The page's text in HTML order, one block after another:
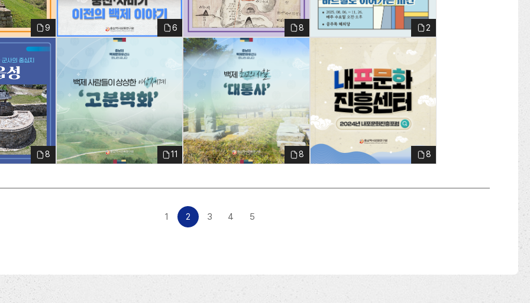
9 6 8 2
_카드뉴스_
8
241031_백제사람들의 고분 벽화
15편_1
11
241224 대통사1
8
내포문화진흥센터 7회차_v2_1
8
1 2 3 4 5